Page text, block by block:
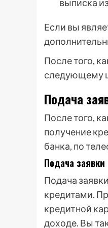
выписка
Если вы
После того,
следующему
Подача
После того,
получение
банка, по
Подача
Подача
кредитами.
кредитной
доходе. Вы